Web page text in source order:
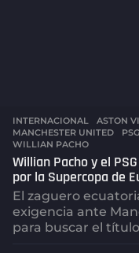
INTERNACIONAL ASTON
MANCHESTER UNITED
,PSG
WILLIAN PACHO
Willian Pacho y el
por la Supercopa de
El zaguero
exigencia ante
para buscar el